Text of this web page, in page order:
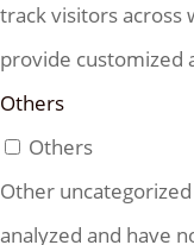
track visitors across
provide customized
Others
Others
Other
analyzed and have